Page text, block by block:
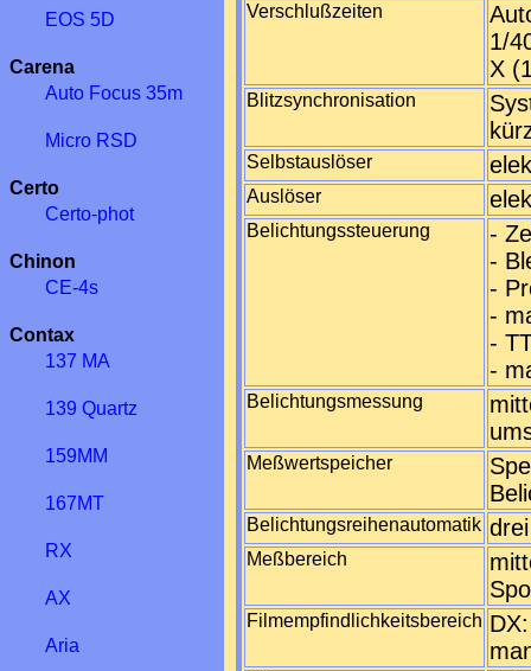
EOS 5D
Carena
Auto Focus 35m
Micro RSD
Certo
Certo-phot
Chinon
CE-4s
Contax
137 MA
139 Quartz
159MM
167MT
RX
AX
Aria
Verschlußzeiten
1/
X
Blitzsynchronisation
Selbstauslöser
Auslöser
Belichtungssteuerung
-
-
-
-
-
-
Belichtungsmessung
Meßwertspeicher
Belichtungsreihenautomatik
Meßbereich
Filmempfindlichkeitsbereich